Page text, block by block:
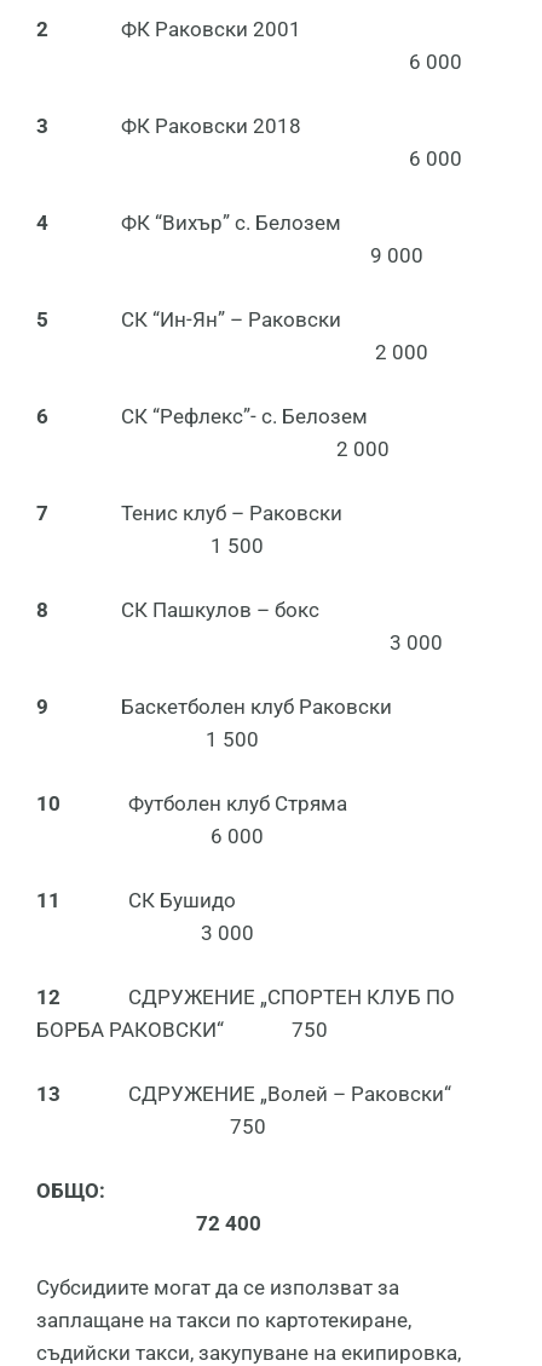
2
ФК Раковски 2001
6 000
3
ФК Раковски 2018
6 000
4
ФК “Вихър” с. Белозем
9 000
5
СК “Ин-Ян” – Раковски
2 000
6
СК “Рефлекс”- с. Белозем
2 000
7
Тенис клуб – Раковски
1 500
8
СК Пашкулов – бокс
3 000
9
Баскетболен клуб Раковски
1 500
10
Футболен клуб Стряма
6 000
11
СК Бушидо
3 000
12
СДРУЖЕНИЕ „СПОРТЕН КЛУБ ПО
БОРБА РАКОВСКИ“ 750
13
СДРУЖЕНИЕ „Волей – Раковски“
750
ОБЩО:
72 400
Субсидиите могат да се използват за
заплащане на такси по картотекиране,
съдийски такси, закупуване на екипировка,